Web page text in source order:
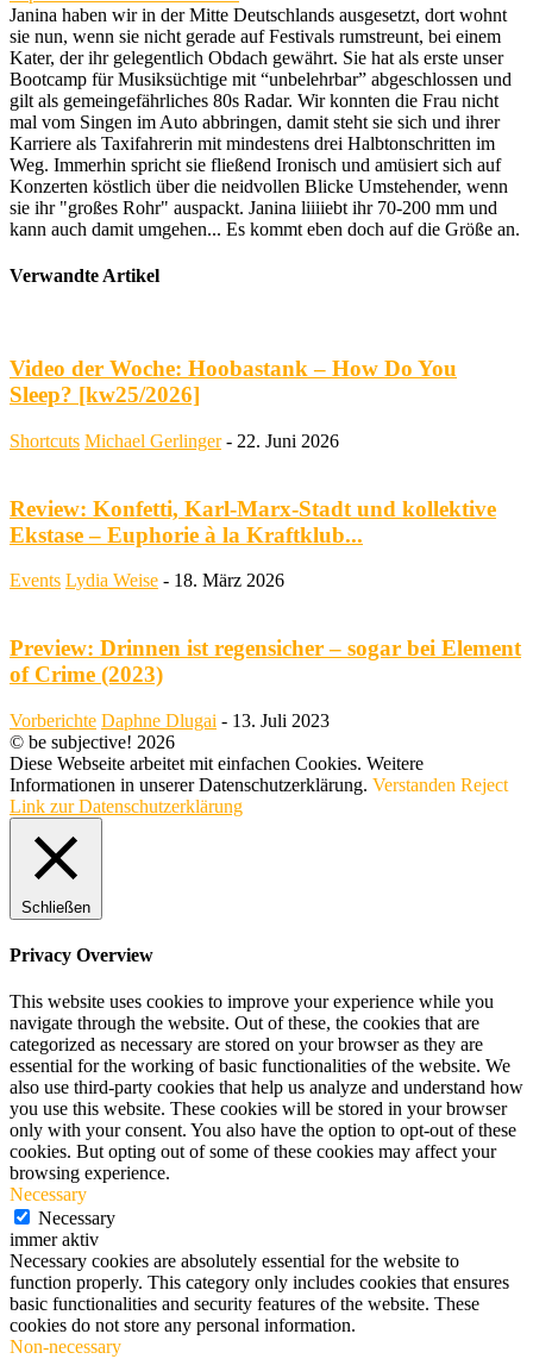
Janina haben wir in der Mitte Deutschlands ausgesetzt, dort wohnt
sie nun, wenn sie nicht gerade auf Festivals rumstreunt, bei einem
Kater, der ihr gelegentlich Obdach gewährt. Sie hat als erste unser
Bootcamp für Musiksüchtige mit “unbelehrbar” abgeschlossen und
gilt als gemeingefährliches 80s Radar. Wir konnten die Frau nicht
mal vom Singen im Auto abbringen, damit steht sie sich und ihrer
Karriere als Taxifahrerin mit mindestens drei Halbtonschritten im
Weg. Immerhin spricht sie fließend Ironisch und amüsiert sich auf
Konzerten köstlich über die neidvollen Blicke Umstehender, wenn
sie ihr "großes Rohr" auspackt. Janina liiiiebt ihr 70-200 mm und
kann auch damit umgehen... Es kommt eben doch auf die Größe an.
Verwandte Artikel
Video der Woche: Hoobastank – How Do You
Sleep? [kw25/2026]
Shortcuts Michael Gerlinger - 22. Juni 2026
Review: Konfetti, Karl-Marx-Stadt und kollektive
Ekstase – Euphorie à la Kraftklub...
Events Lydia Weise - 18. März 2026
Preview: Drinnen ist regensicher – sogar bei Element
of Crime (2023)
Vorberichte Daphne Dlugai - 13. Juli 2023
© be subjective! 2026
Diese Webseite arbeitet mit einfachen Cookies. Weitere
Informationen in unserer Datenschutzerklärung. Verstanden Reject
Link zur Datenschutzerklärung
Schließen
Privacy Overview
This website uses cookies to improve your experience while you
navigate through the website. Out of these, the cookies that are
categorized as necessary are stored on your browser as they are
essential for the working of basic functionalities of the website. We
also use third-party cookies that help us analyze and understand how
you use this website. These cookies will be stored in your browser
only with your consent. You also have the option to opt-out of these
cookies. But opting out of some of these cookies may affect your
browsing experience.
Necessary
Necessary
immer aktiv
Necessary cookies are absolutely essential for the website to
function properly. This category only includes cookies that ensures
basic functionalities and security features of the website. These
cookies do not store any personal information.
Non-necessary